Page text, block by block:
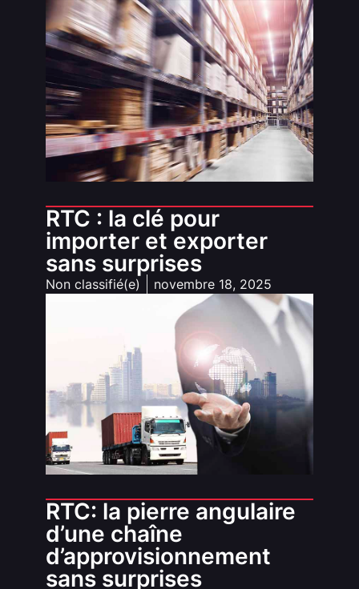
RTC : la clé pour
importer et exporter
sans surprises
Non classifié(e) novembre 18, 2025
RTC: la pierre angulaire
d’une chaîne
d’approvisionnement
sans surprises